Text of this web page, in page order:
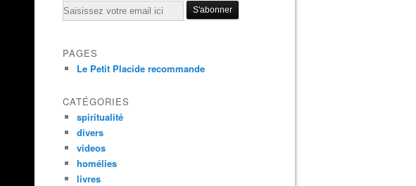
Email
PAGES
Le Petit Placide recommande
CATÉGORIES
spiritualité
divers
videos
homélies
livres